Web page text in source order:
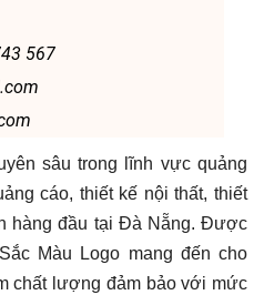
567
sâu trong lĩnh vực quảng
cáo, thiết kế nội thất, thiết
hàng đầu tại Đà Nẵng. Được
Màu Logo mang đến cho
chất lượng đảm bảo với mức